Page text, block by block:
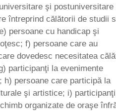
şi postuniversitare
întreprind călătorii de studii
persoane cu handicap şi
f) persoane care au
dovedesc necesitatea
participanţi la evenimente
h) persoane care participă la
şi artistice; i)
organizate de oraşe